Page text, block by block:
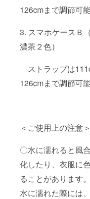
126cmまで調節可能
3. スマホケースＢ
濃茶２色）
ストラップは
126cmまで調節可能
＜ご使用上の注意＞
〇水に濡れると風
化したり、衣服に
ることがあります
水に濡れた際には